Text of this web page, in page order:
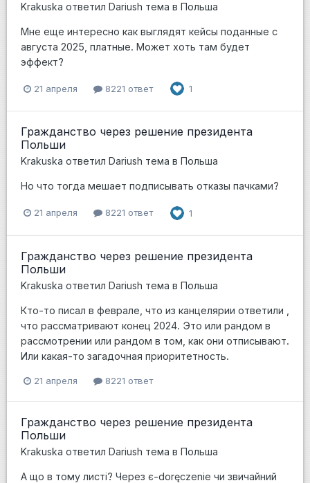
Krakuska ответил Dariush тема в Польша
Мне еще интересно как выглядят кейсы поданные с
августа 2025, платные. Может хоть там будет
эффект?
21 апреля 8221 ответ 1
Гражданство через решение президента
Польши
Krakuska ответил Dariush тема в Польша
Но что тогда мешает подписывать отказы пачками?
21 апреля 8221 ответ 1
Гражданство через решение президента
Польши
Krakuska ответил Dariush тема в Польша
Кто-то писал в феврале, что из канцелярии ответили ,
что рассматривают конец 2024. Это или рандом в
рассмотрении или рандом в том, как они отписывают.
Или какая-то загадочная приоритетность.
21 апреля 8221 ответ
Гражданство через решение президента
Польши
Krakuska ответил Dariush тема в Польша
А що в тому листі? Через є-doręczenie чи звичайний